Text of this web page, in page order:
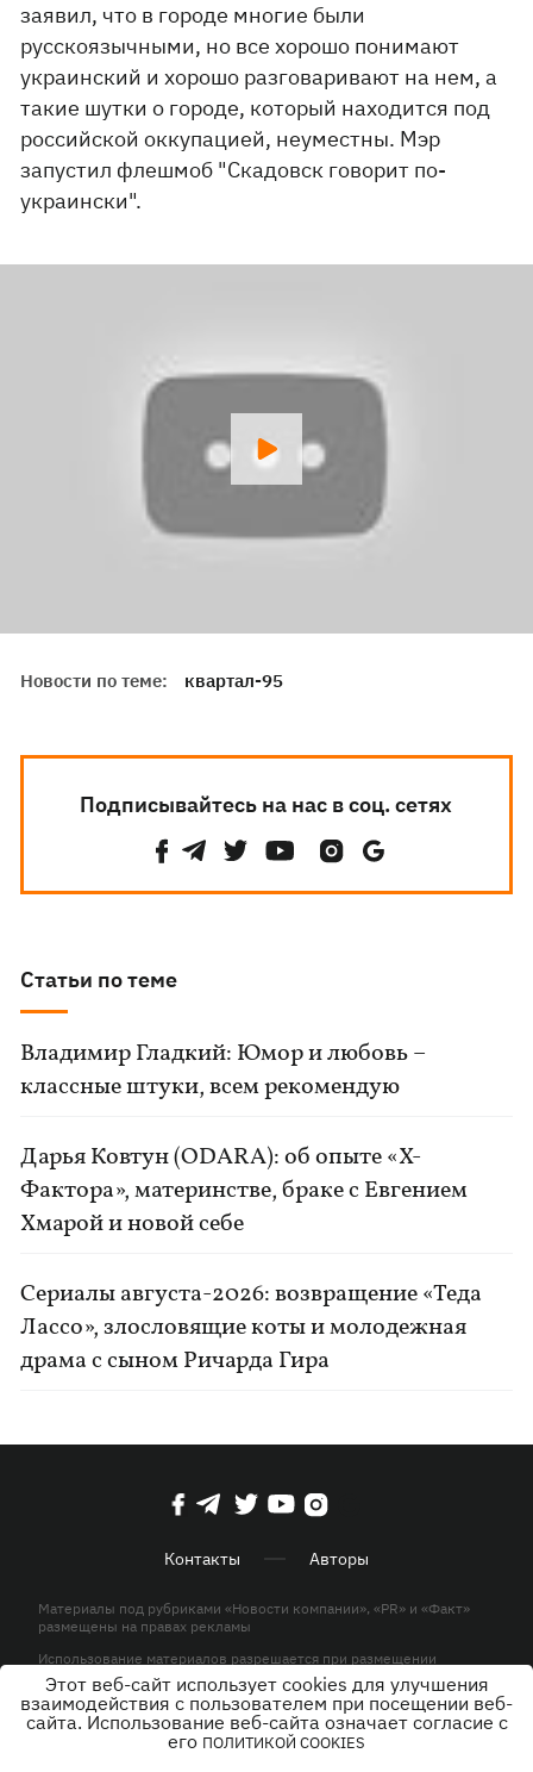
заявил, что в городе многие были
русскоязычными, но все хорошо понимают
украинский и хорошо разговаривают на нем, а
такие шутки о городе, который находится под
российской оккупацией, неуместны. Мэр
запустил флешмоб "Скадовск говорит по-
украински".
Новости по теме: квартал-95
Подписывайтесь на нас в соц. сетях
Статьи по теме
Владимир Гладкий: Юмор и любовь –
классные штуки, всем рекомендую
Дарья Ковтун (ODARA): об опыте «Х-
Фактора», материнстве, браке с Евгением
Хмарой и новой себе
Сериалы августа-2026: возвращение «Теда
Лассо», злословящие коты и молодежная
драма с сыном Ричарда Гира
Контакты Авторы
Материалы под рубриками «Новости компании», «PR» и «Факт»
размещены на правах рекламы
Использование материалов разрешается при размещении
активной гиперссылки на KP.UA в первом абзаце.
© ООО «ЮЛАВ МЕДИА»,2026. Все права защищены.
Этот веб-сайт использует cookies для улучшения
взаимодействия с пользователем при посещении веб-
сайта. Использование веб-сайта означает согласие с
его ПОЛИТИКОЙ COOKIES